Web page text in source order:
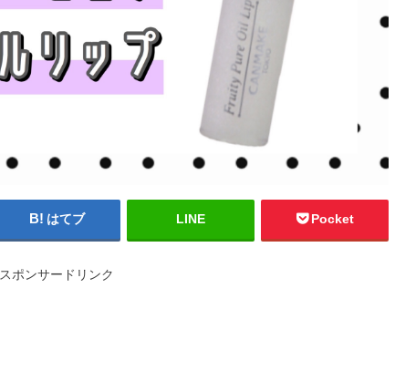
はてブ LINE Pocket
スポンサードリンク